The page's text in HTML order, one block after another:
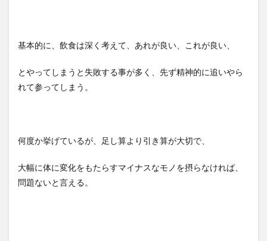
基本的に、飲食は深く考えて、あれが良い、これが良い、
とやってしまうと失敗する事が多く、先ず精神的に追いやら
れて参ってしまう。
何度か挙げているが、足し算より引き算が大切で、
大幅に体に変化をもたらすマイナスなモノを摂らなければ、
問題ないと言える。